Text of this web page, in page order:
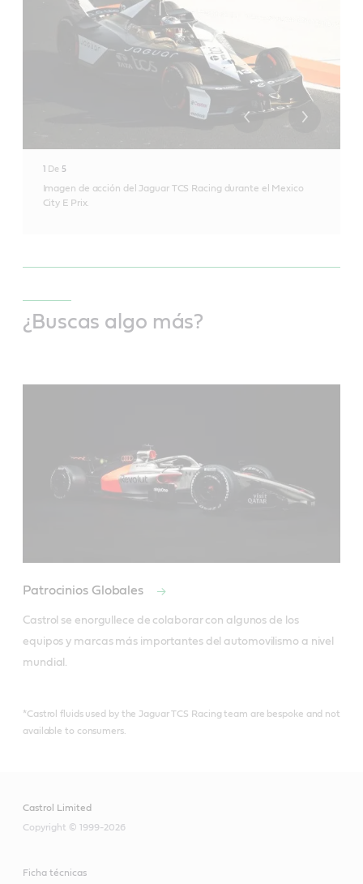
1 De 5
Imagen de acción del Jaguar TCS Racing durante el Mexico
City E Prix.
¿Buscas algo más?
Patrocinios Globales
Castrol se enorgullece de colaborar con algunos de los
equipos y marcas más importantes del automovilismo a nivel
mundial.
*Castrol fluids used by the Jaguar TCS Racing team are bespoke and not
available to consumers.
Castrol Limited
Copyright © 1999-2026
Ficha técnicas